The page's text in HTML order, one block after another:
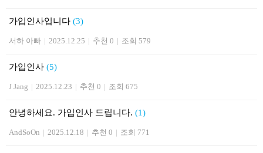
가입인사입니다 (3)
서하 아빠 | 2025.12.25 | 추천 0 | 조회 579
가입인사 (5)
J Jang | 2025.12.23 | 추천 0 | 조회 675
안녕하세요. 가입인사 드립니다. (1)
AndSoOn | 2025.12.18 | 추천 0 | 조회 771